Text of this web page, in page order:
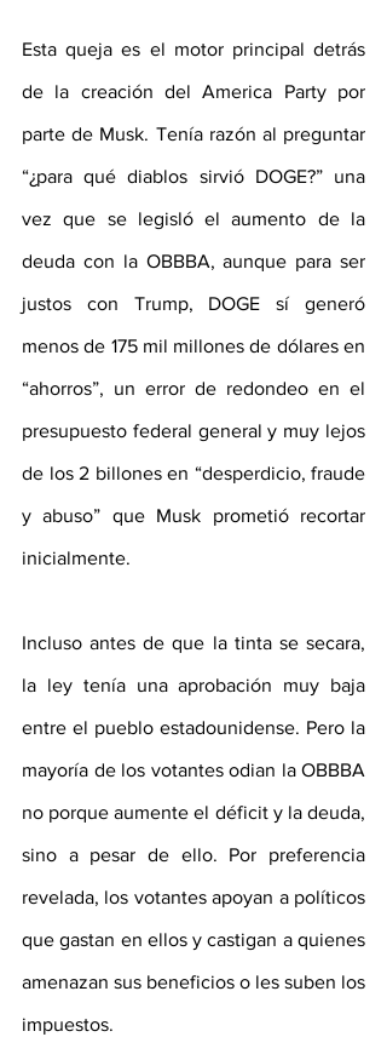
Esta queja es el motor principal detrás
de la creación del America Party por
parte de Musk. Tenía razón al preguntar
“¿para qué diablos sirvió DOGE?” una
vez que se legisló el aumento de la
deuda con la OBBBA, aunque para ser
justos con Trump, DOGE sí generó
menos de 175 mil millones de dólares en
“ahorros”, un error de redondeo en el
presupuesto federal general y muy lejos
de los 2 billones en “desperdicio, fraude
y abuso” que Musk prometió recortar
inicialmente.
Incluso antes de que la tinta se secara,
la ley tenía una aprobación muy baja
entre el pueblo estadounidense. Pero la
mayoría de los votantes odian la OBBBA
no porque aumente el déficit y la deuda,
sino a pesar de ello. Por preferencia
revelada, los votantes apoyan a políticos
que gastan en ellos y castigan a quienes
amenazan sus beneficios o les suben los
impuestos.